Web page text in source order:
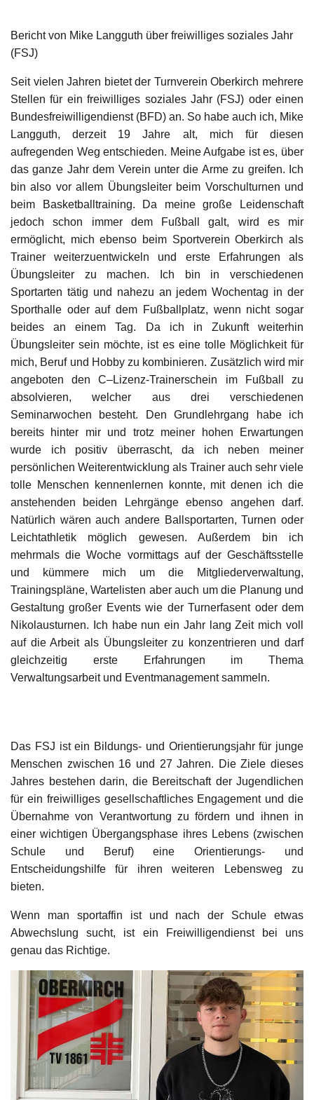
Bericht von Mike Langguth über freiwilliges soziales Jahr
(FSJ)
Seit vielen Jahren bietet der Turnverein Oberkirch mehrere
Stellen für ein freiwilliges soziales Jahr (FSJ) oder einen
Bundesfreiwilligendienst (BFD) an. So habe auch ich, Mike
Langguth, derzeit 19 Jahre alt, mich für diesen
aufregenden Weg entschieden. Meine Aufgabe ist es, über
das ganze Jahr dem Verein unter die Arme zu greifen. Ich
bin also vor allem Übungsleiter beim Vorschulturnen und
beim Basketballtraining. Da meine große Leidenschaft
jedoch schon immer dem Fußball galt, wird es mir
ermöglicht, mich ebenso beim Sportverein Oberkirch als
Trainer weiterzuentwickeln und erste Erfahrungen als
Übungsleiter zu machen. Ich bin in verschiedenen
Sportarten tätig und nahezu an jedem Wochentag in der
Sporthalle oder auf dem Fußballplatz, wenn nicht sogar
beides an einem Tag. Da ich in Zukunft weiterhin
Übungsleiter sein möchte, ist es eine tolle Möglichkeit für
mich, Beruf und Hobby zu kombinieren. Zusätzlich wird mir
angeboten den C–Lizenz-Trainerschein im Fußball zu
absolvieren, welcher aus drei verschiedenen
Seminarwochen besteht. Den Grundlehrgang habe ich
bereits hinter mir und trotz meiner hohen Erwartungen
wurde ich positiv überrascht, da ich neben meiner
persönlichen Weiterentwicklung als Trainer auch sehr viele
tolle Menschen kennenlernen konnte, mit denen ich die
anstehenden beiden Lehrgänge ebenso angehen darf.
Natürlich wären auch andere Ballsportarten, Turnen oder
Leichtathletik möglich gewesen. Außerdem bin ich
mehrmals die Woche vormittags auf der Geschäftsstelle
und kümmere mich um die Mitgliederverwaltung,
Trainingspläne, Wartelisten aber auch um die Planung und
Gestaltung großer Events wie der Turnerfasent oder dem
Nikolausturnen. Ich habe nun ein Jahr lang Zeit mich voll
auf die Arbeit als Übungsleiter zu konzentrieren und darf
gleichzeitig erste Erfahrungen im Thema
Verwaltungsarbeit und Eventmanagement sammeln.
Das FSJ ist ein Bildungs- und Orientierungsjahr für junge
Menschen zwischen 16 und 27 Jahren. Die Ziele dieses
Jahres bestehen darin, die Bereitschaft der Jugendlichen
für ein freiwilliges gesellschaftliches Engagement und die
Übernahme von Verantwortung zu fördern und ihnen in
einer wichtigen Übergangsphase ihres Lebens (zwischen
Schule und Beruf) eine Orientierungs- und
Entscheidungshilfe für ihren weiteren Lebensweg zu
bieten.
Wenn man sportaffin ist und nach der Schule etwas
Abwechslung sucht, ist ein Freiwilligendienst bei uns
genau das Richtige.